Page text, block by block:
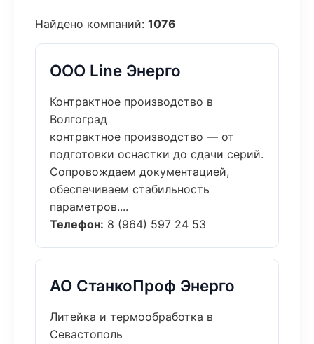
Найдено компаний: 1076
ООО Line Энерго
Контрактное производство в
Волгоград
контрактное производство — от
подготовки оснастки до сдачи серий.
Сопровождаем документацией,
обеспечиваем стабильность
параметров....
Телефон: 8 (964) 597 24 53
АО СтанкоПроф Энерго
Литейка и термообработка в
Севастополь